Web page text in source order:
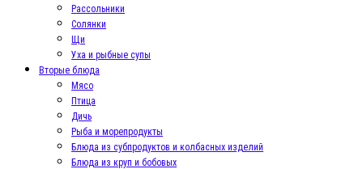
Рассольники
Солянки
Щи
Уха и рыбные супы
Вторые блюда
Мясо
Птица
Дичь
Рыба и морепродукты
Блюда из субпродуктов и колбасных изделий
Блюда из круп и бобовых